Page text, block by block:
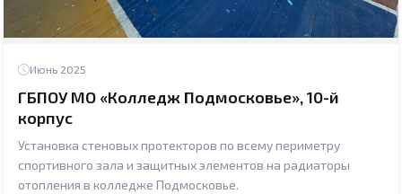
Июнь 2025
ГБПОУ МО «Колледж Подмосковье», 10-й
корпус
Установка стеновых протекторов по всему периметру
спортивного зала и защитных элементов на радиаторы
отопления в колледже Подмосковье.